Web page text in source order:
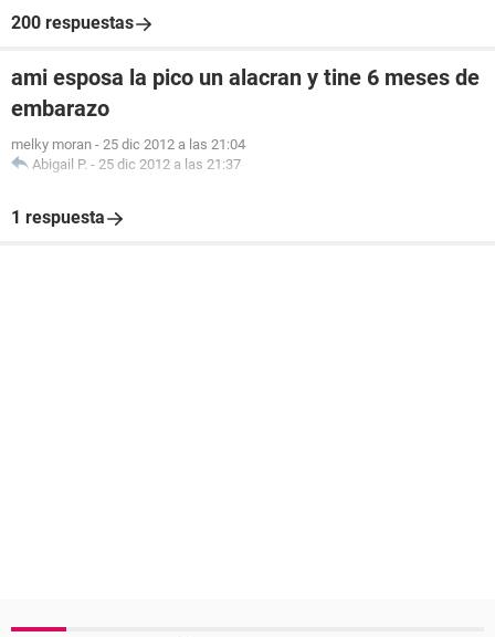
200 respuestas
ami esposa la pico un alacran y tine 6 meses de
embarazo
melky moran - 25 dic 2012 a las 21:04
Abigail P. - 25 dic 2012 a las 21:37
1 respuesta